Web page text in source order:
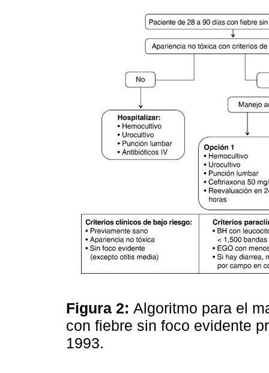
Figura 2: Algoritmo para el
con fiebre sin foco evidente
1993.